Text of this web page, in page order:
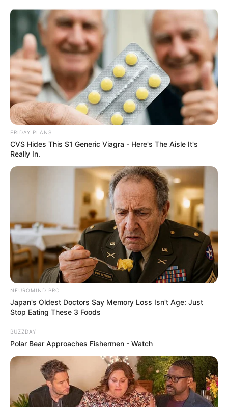
FRIDAY PLANS
CVS Hides This $1 Generic Viagra - Here's The Aisle It's
Really In.
NEUROMIND PRO
Japan's Oldest Doctors Say Memory Loss Isn't Age: Just
Stop Eating These 3 Foods
BUZZDAY
Polar Bear Approaches Fishermen - Watch